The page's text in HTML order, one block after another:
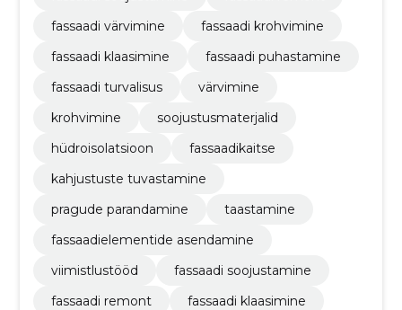
fassaadi värvimine
fassaadi krohvimine
fassaadi klaasimine
fassaadi puhastamine
fassaadi turvalisus
värvimine
krohvimine
soojustusmaterjalid
hüdroisolatsioon
fassaadikaitse
kahjustuste tuvastamine
pragude parandamine
taastamine
fassaadielementide asendamine
viimistlustööd
fassaadi soojustamine
fassaadi remont
fassaadi klaasimine